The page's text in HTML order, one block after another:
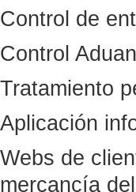
Control de
Control
Tratamiento
Aplicación
Webs de
mercancía